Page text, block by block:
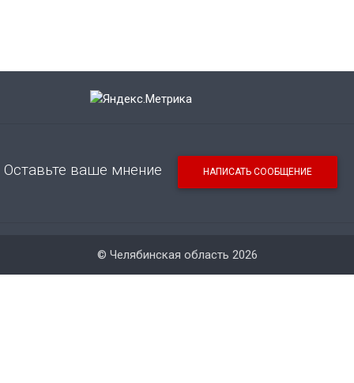
Оставьте ваше мнение НАПИСАТЬ СООБЩЕНИЕ
© Челябинская область 2026